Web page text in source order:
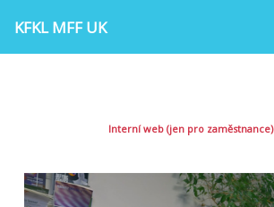
KFKL MFF UK
Interní web (jen pro zaměstnance)